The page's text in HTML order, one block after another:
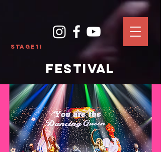
Stage11
FESTIVAL